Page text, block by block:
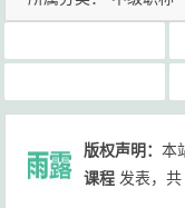
版权声明：本
课程 发表，共